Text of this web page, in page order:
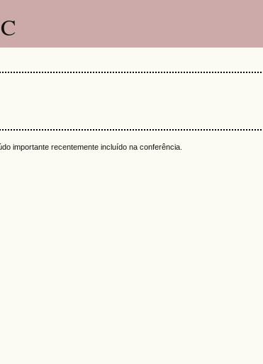
importante recentemente incluído na conferência.